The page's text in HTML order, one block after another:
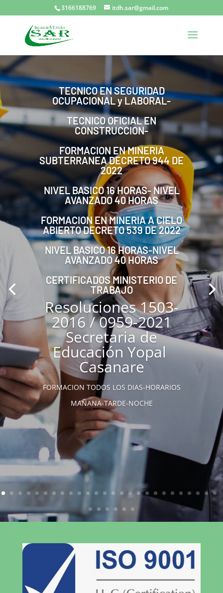
3166188769 itdh.sar@gmail.com
TECNICO EN SEGURIDAD
OCUPACIONAL y LABORAL-
TECNICO OFICIAL EN
CONSTRUCCION-
FORMACION EN MINERIA
SUBTERRANEA DECRETO 944 DE
2022
NIVEL BASICO 16 HORAS- NIVEL
AVANZADO 40 HORAS
FORMACION EN MINERIA A CIELO
ABIERTO DECRETO 539 DE 2022
NIVEL BASICO 16 HORAS-NIVEL
AVANZADO 40 HORAS
CERTIFICADOS MINISTERIO DE
TRABAJO
Resoluciones 1503-
2016 / 0959-2021
Secretaria de
Educación Yopal
Casanare
FORMACION TODOS LOS DIAS-HORARIOS
MAÑANA-TARDE-NOCHE